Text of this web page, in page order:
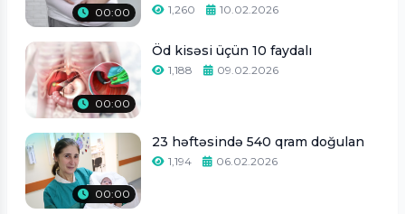
00:00 1,260 10.02.2026
00:00
Öd kisəsi üçün 10 faydalı
1,188 09.02.2026
00:00
23 həftəsində 540 qram doğulan
1,194 06.02.2026